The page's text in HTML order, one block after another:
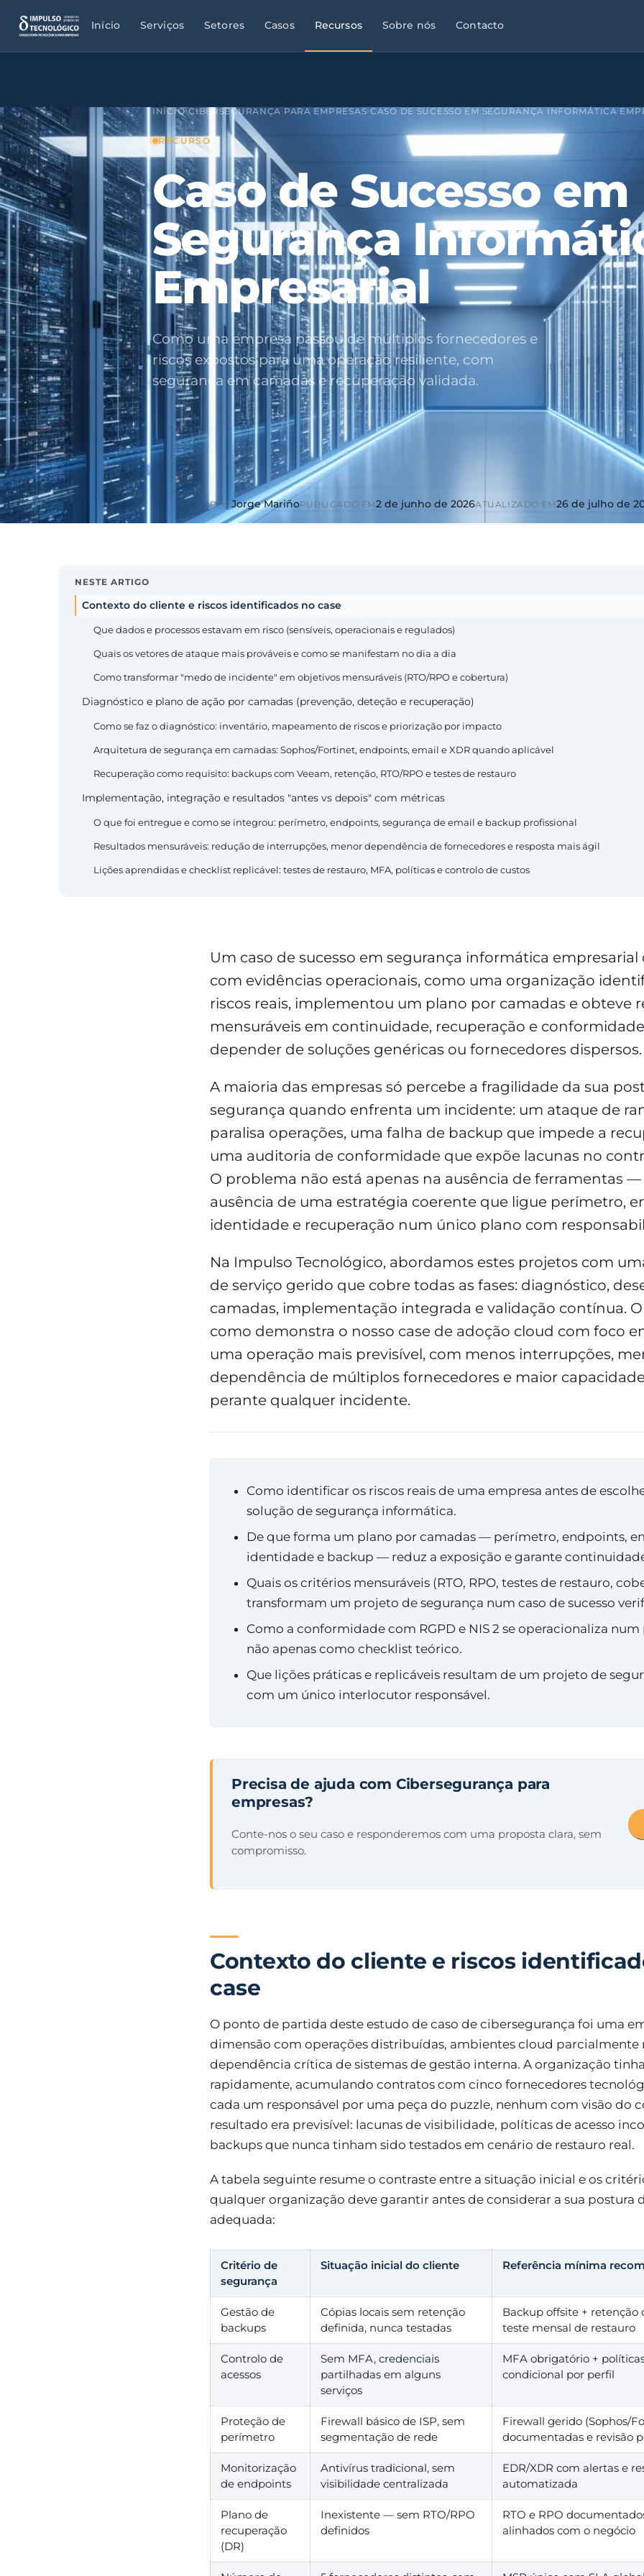
Início Serviços Setores Casos Recursos Sobre nós Contacto
INÍCIO›CIBERSEGURANÇA PARA EMPRESAS›CASO DE SUCESSO EM SEGURANÇA INFORMÁTICA
RECURSO
Caso de Sucesso em
Segurança
Empresarial
Como uma empresa passou de múltiplos fornecedores e
riscos expostos para uma operação resiliente, com
segurança em camadas e recuperação validada.
PORJorge MariñoPUBLICADO EM2 de junho de 2026ATUALIZADO EM26 de julho de
NESTE ARTIGO
Contexto do cliente e riscos identificados no case
Que dados e processos estavam em risco (sensíveis, operacionais e regulados)
Quais os vetores de ataque mais prováveis e como se manifestam no dia a dia
Como transformar "medo de incidente" em objetivos mensuráveis (RTO/RPO e cobertura)
Diagnóstico e plano de ação por camadas (prevenção, deteção e recuperação)
Como se faz o diagnóstico: inventário, mapeamento de riscos e priorização por impacto
Arquitetura de segurança em camadas: Sophos/Fortinet, endpoints, email e XDR quando aplicável
Recuperação como requisito: backups com Veeam, retenção, RTO/RPO e testes de restauro
Implementação, integração e resultados "antes vs depois" com métricas
O que foi entregue e como se integrou: perímetro, endpoints, segurança de email e backup profissional
Resultados mensuráveis: redução de interrupções, menor dependência de fornecedores e resposta mais ágil
Lições aprendidas e checklist replicável: testes de restauro, MFA, políticas e controlo de custos
Um caso de sucesso em segurança informática
com evidências operacionais, como uma organização
riscos reais, implementou um plano por camadas e obteve
mensuráveis em continuidade, recuperação e
depender de soluções genéricas ou fornecedores dispersos.
A maioria das empresas só percebe a fragilidade da sua
segurança quando enfrenta um incidente: um ataque de
paralisa operações, uma falha de backup que impede a
uma auditoria de conformidade que expõe lacunas no
O problema não está apenas na ausência de ferramentas —
ausência de uma estratégia coerente que ligue perímetro,
identidade e recuperação num único plano com
Na Impulso Tecnológico, abordamos estes projetos com
de serviço gerido que cobre todas as fases: diagnóstico,
camadas, implementação integrada e validação contínua.
como demonstra o nosso case de adoção cloud com foco
uma operação mais previsível, com menos interrupções,
dependência de múltiplos fornecedores e maior
perante qualquer incidente.
Como identificar os riscos reais de uma empresa antes de
solução de segurança informática.
De que forma um plano por camadas — perímetro, endpoints,
identidade e backup — reduz a exposição e garante
Quais os critérios mensuráveis (RTO, RPO, testes de restauro,
transformam um projeto de segurança num caso de sucesso
Como a conformidade com RGPD e NIS 2 se operacionaliza
não apenas como checklist teórico.
Que lições práticas e replicáveis resultam de um projeto de
com um único interlocutor responsável.
Precisa de ajuda com Cibersegurança para
empresas?
Conte-nos o seu caso e responderemos com uma proposta clara, sem
compromisso.
Contexto do cliente e riscos
case
O ponto de partida deste estudo de caso de cibersegurança foi uma
dimensão com operações distribuídas, ambientes cloud parcialmente
dependência crítica de sistemas de gestão interna. A organização
rapidamente, acumulando contratos com cinco fornecedores
cada um responsável por uma peça do puzzle, nenhum com visão do
resultado era previsível: lacunas de visibilidade, políticas de acesso
backups que nunca tinham sido testados em cenário de restauro real.
A tabela seguinte resume o contraste entre a situação inicial e os
qualquer organização deve garantir antes de considerar a sua postura
adequada:
Critério de
segurança
Situação inicial do cliente Referência mínima
Gestão de
backups
Cópias locais sem retenção
definida, nunca testadas
Backup offsite + retenção
teste mensal de restauro
Controlo de
acessos
Sem MFA, credenciais
partilhadas em alguns
serviços
MFA obrigatório +
condicional por perfil
Proteção de
perímetro
Firewall básico de ISP, sem
segmentação de rede
Firewall gerido (Sophos/
documentadas e revisão
Monitorização
de endpoints
Antivírus tradicional, sem
visibilidade centralizada
EDR/XDR com alertas e
automatizada
Plano de
recuperação
(DR)
Inexistente — sem RTO/RPO
definidos
RTO e RPO
alinhados com o negócio